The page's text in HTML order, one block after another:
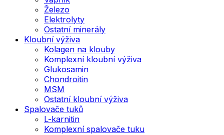
Železo
Elektrolyty
Ostatní minerály
Kloubní výživa
Kolagen na klouby
Komplexní kloubní výživa
Glukosamin
Chondroitin
MSM
Ostatní kloubní výživa
Spalovače tuků
L-karnitin
Komplexní spalovače tuku